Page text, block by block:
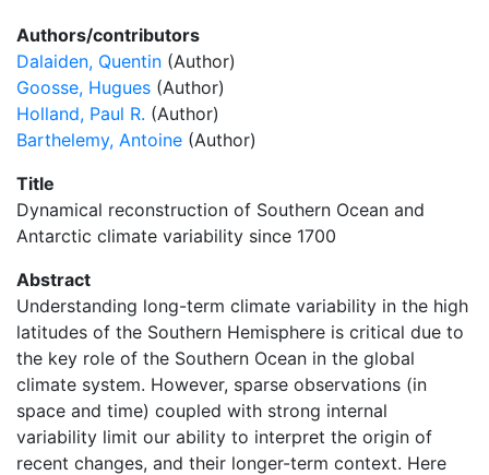
Authors/contributors
Dalaiden, Quentin (Author)
Goosse, Hugues (Author)
Holland, Paul R. (Author)
Barthelemy, Antoine (Author)
Title
Dynamical reconstruction of Southern Ocean and
Antarctic climate variability since 1700
Abstract
Understanding long-term climate variability in the high
latitudes of the Southern Hemisphere is critical due to
the key role of the Southern Ocean in the global
climate system. However, sparse observations (in
space and time) coupled with strong internal
variability limit our ability to interpret the origin of
recent changes, and their longer-term context. Here